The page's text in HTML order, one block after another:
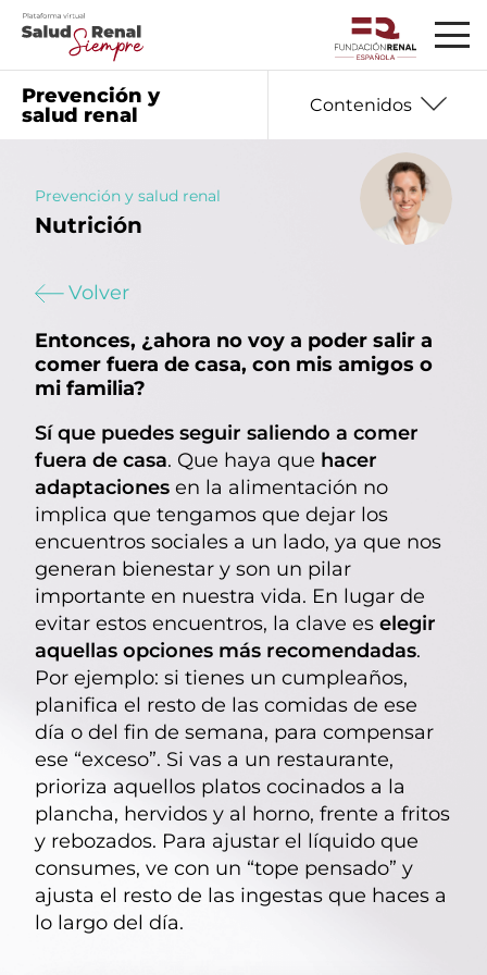
Prevención y
salud renal
Contenidos
01
Información básica
04
Hablan los expertos
05
Ayudas y recursos
06
Nutrición
Prevención y salud renal
Nutrición
Volver
Entonces, ¿ahora no voy a poder salir a
comer fuera de casa, con mis amigos o
mi familia?
Sí que puedes seguir saliendo a comer
fuera de casa. Que haya que hacer
adaptaciones en la alimentación no
implica que tengamos que dejar los
encuentros sociales a un lado, ya que nos
generan bienestar y son un pilar
importante en nuestra vida. En lugar de
evitar estos encuentros, la clave es elegir
aquellas opciones más recomendadas.
Por ejemplo: si tienes un cumpleaños,
planifica el resto de las comidas de ese
día o del fin de semana, para compensar
ese “exceso”. Si vas a un restaurante,
prioriza aquellos platos cocinados a la
plancha, hervidos y al horno, frente a fritos
y rebozados. Para ajustar el líquido que
consumes, ve con un “tope pensado” y
ajusta el resto de las ingestas que haces a
lo largo del día.